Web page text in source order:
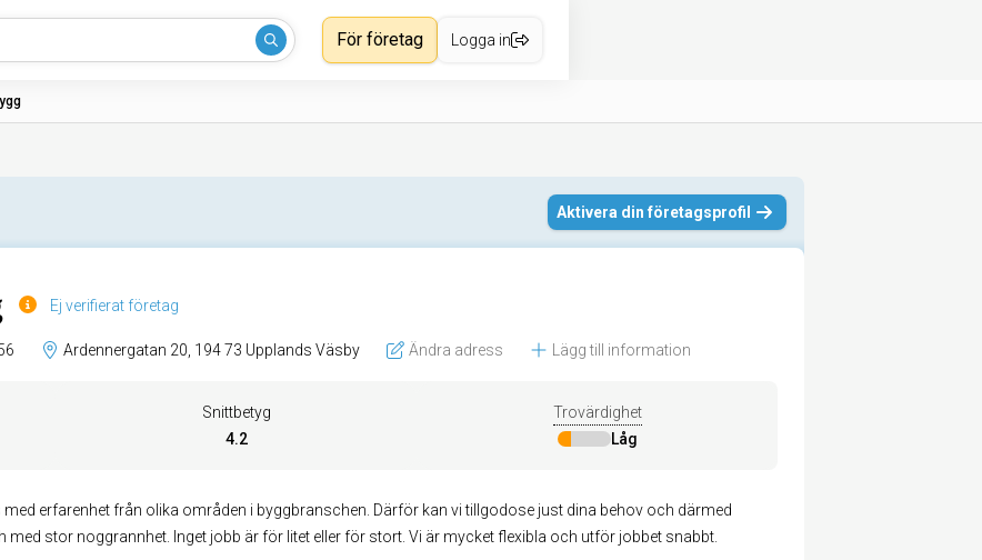
För företag Logga in
Aktivera din företagsprofil
Ej verifierat företag
Ardennergatan 20, 194 73 Upplands Väsby Ändra adress Lägg till information
Snittbetyg
4.2
Trovärdighet
Låg
erfarenhet från olika områden i byggbranschen. Därför kan vi tillgodose just dina behov och därmed
stor noggrannhet. Inget jobb är för litet eller för stort. Vi är mycket flexibla och utför jobbet snabbt.